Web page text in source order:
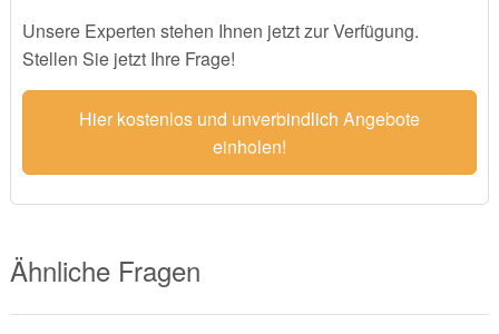
Unsere Experten stehen Ihnen jetzt zur Verfügung.
Stellen Sie jetzt Ihre Frage!
Hier kostenlos und unverbindlich Angebote
einholen!
Ähnliche Fragen